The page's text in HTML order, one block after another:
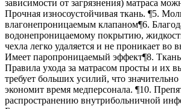
зависимости от загрязнения) матраса
Прочная износоустойчивая ткань. ¶5.
влагонепроницаемым клапаном¶6.
водонепроницаемому покрытию,
чехла легко удаляется и не проникает во
Имеет паропроницаемый эффект¶8. Ткань
Правила ухода за матрасом просты и их
требует больших усилий, что значительно
экономит время медперсонала. ¶10.
распространению внутрибольничной